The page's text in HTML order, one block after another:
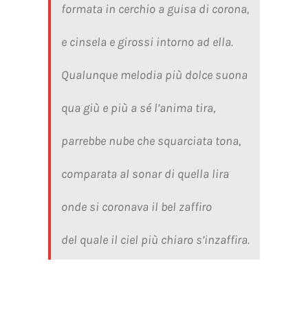
formata in cerchio a guisa di corona,
e cinsela e girossi intorno ad ella.
Qualunque melodia più dolce suona
qua giù e più a sé l’anima tira,
parrebbe nube che squarciata tona,
comparata al sonar di quella lira
onde si coronava il bel zaffiro
del quale il ciel più chiaro s’inzaffira.